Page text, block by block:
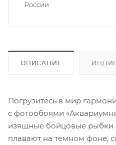
России
ОПИСАНИЕ
Погрузитесь в мир
с фотообоями
изящные бойцовые рыбки
плавают на темном фоне,